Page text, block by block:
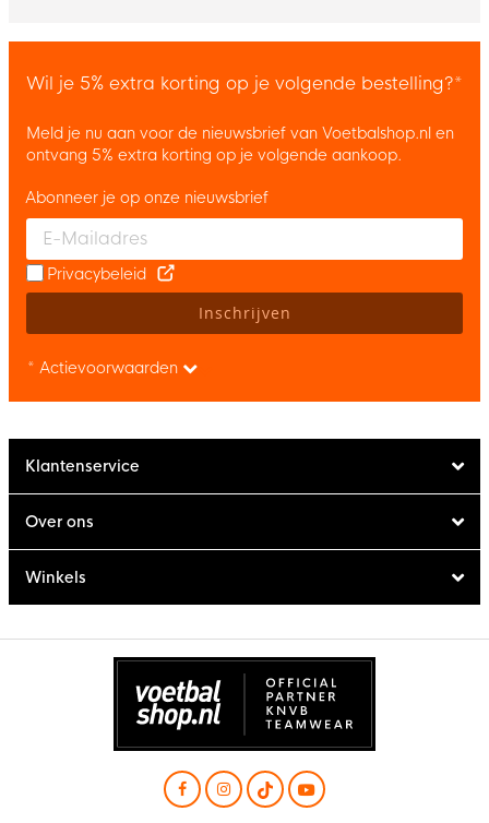
Wil je 5% extra korting op je volgende bestelling?*
Meld je nu aan voor de nieuwsbrief van Voetbalshop.nl en
ontvang 5% extra korting op je volgende aankoop.
Enter your email and accept the privacy policy to subscribe to
Abonneer je op onze nieuwsbrief
Privacybeleid
Inschrijven
* Actievoorwaarden
Klantenservice
Over ons
Winkels